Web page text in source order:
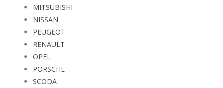
MITSUBISHI
NISSAN
PEUGEOT
RENAULT
OPEL
PORSCHE
SCODA